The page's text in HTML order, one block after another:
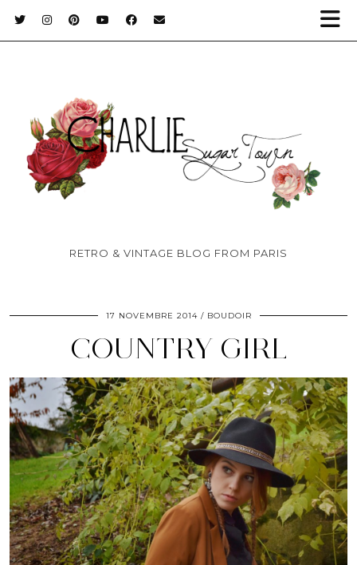
RETRO & VINTAGE BLOG FROM PARIS
17 NOVEMBRE 2014 BOUDOIR
COUNTRY GIRL